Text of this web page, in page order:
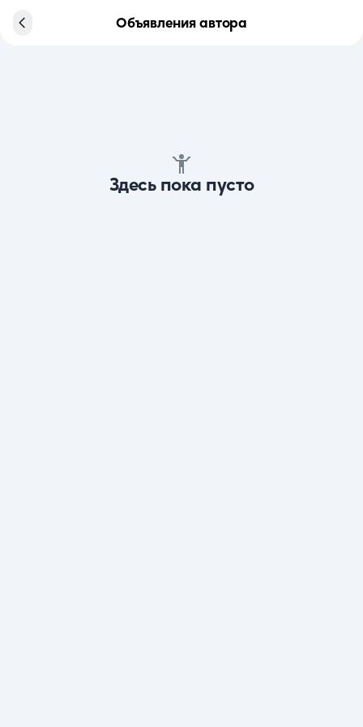
Объявления автора
Здесь пока пусто